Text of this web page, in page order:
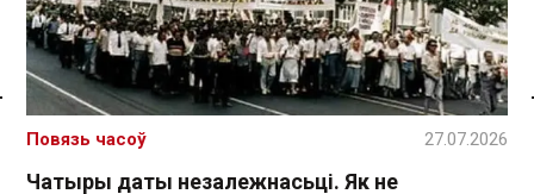
Спасылка без VPN
Чатыры даты незалежнасьці. Як не
Повязь часоў 27.07.2026